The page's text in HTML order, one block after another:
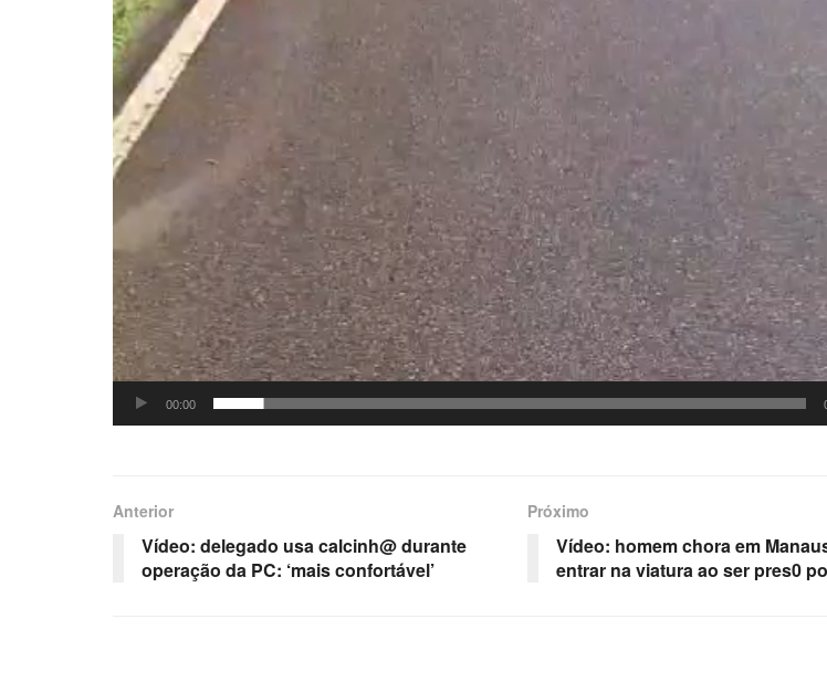
00:00
Anterior
Vídeo: delegado usa calcinh@ durante
operação da PC: ‘mais confortável’
Próximo
Vídeo: homem chora em
entrar na viatura ao ser pres0